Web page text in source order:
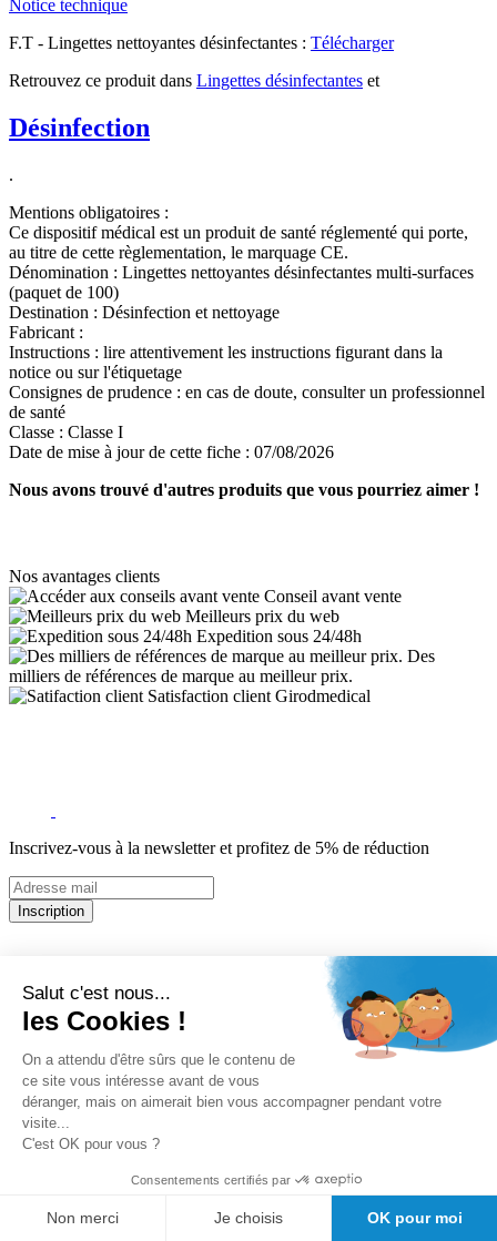
Notice technique
F.T - Lingettes nettoyantes désinfectantes : Télécharger
Retrouvez ce produit dans Lingettes désinfectantes et
Désinfection
.
Mentions obligatoires :
Ce dispositif médical est un produit de santé réglementé qui porte,
au titre de cette règlementation, le marquage CE.
Dénomination : Lingettes nettoyantes désinfectantes multi-surfaces
(paquet de 100)
Destination : Désinfection et nettoyage
Fabricant :
Instructions : lire attentivement les instructions figurant dans la
notice ou sur l'étiquetage
Consignes de prudence : en cas de doute, consulter un professionnel
de santé
Classe : Classe I
Date de mise à jour de cette fiche : 07/08/2026
Nous avons trouvé d'autres produits que vous pourriez aimer !
Nos avantages clients
Conseil avant vente
Meilleurs prix du web
Expedition sous 24/48h
Des
milliers de références de marque au meilleur prix.
Satisfaction client Girodmedical
Inscrivez-vous à la newsletter et profitez de 5% de réduction
Inscription
Offres promotionnelles, nouveautés, dernières tendances : soyez les
premiers informés !
Qui sommes-nous?
Mandats administratifs Chorus
Le Blog de GirodMedical
Nos engagements
Demande de devis
Découvrez Doctolib pour les médecins
Salut c'est nous...
les Cookies !
On a attendu d'être sûrs que le contenu de
ce site vous intéresse avant de vous
déranger, mais on aimerait bien vous accompagner pendant votre
visite...
C'est OK pour vous ?
Consentements certifiés par
Non merci Je choisis OK pour moi